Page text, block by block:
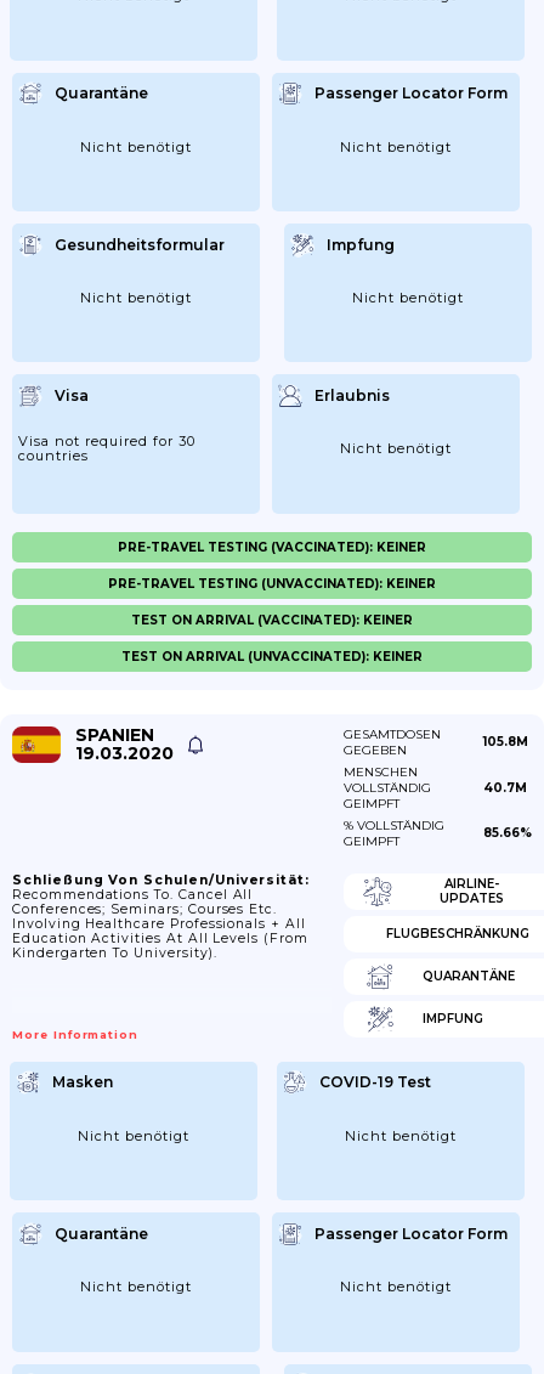
Quarantäne
Nicht benötigt
Passenger Locator Form
Nicht benötigt
Gesundheitsformular
Nicht benötigt
Impfung
Nicht benötigt
Visa
Visa not required for 30
countries
Erlaubnis
Nicht benötigt
PRE-TRAVEL TESTING (VACCINATED): KEINER
PRE-TRAVEL TESTING (UNVACCINATED): KEINER
TEST ON ARRIVAL (VACCINATED): KEINER
TEST ON ARRIVAL (UNVACCINATED): KEINER
SPANIEN
19.03.2020
GESAMTDOSEN
GEGEBEN
105.8M
MENSCHEN
VOLLSTÄNDIG
GEIMPFT
40.7M
% VOLLSTÄNDIG
GEIMPFT
85.66%
Schließung Von Schulen/Universität:
Recommendations To. Cancel All
Conferences; Seminars; Courses Etc.
Involving Healthcare Professionals + All
Education Activities At All Levels (from
Kindergarten To University).
More Information
AIRLINE-
UPDATES
FLUGBESCHRÄNKUNG
QUARANTÄNE
IMPFUNG
Masken
Nicht benötigt
COVID-19 Test
Nicht benötigt
Quarantäne
Nicht benötigt
Passenger Locator Form
Nicht benötigt